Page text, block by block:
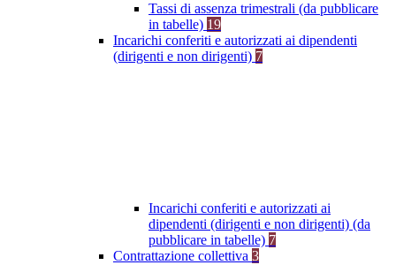
Tassi di assenza trimestrali (da pubblicare
in tabelle) 19
Incarichi conferiti e autorizzati ai dipendenti
(dirigenti e non dirigenti) 7
Incarichi conferiti e autorizzati ai
dipendenti (dirigenti e non dirigenti) (da
pubblicare in tabelle) 7
Contrattazione collettiva 3